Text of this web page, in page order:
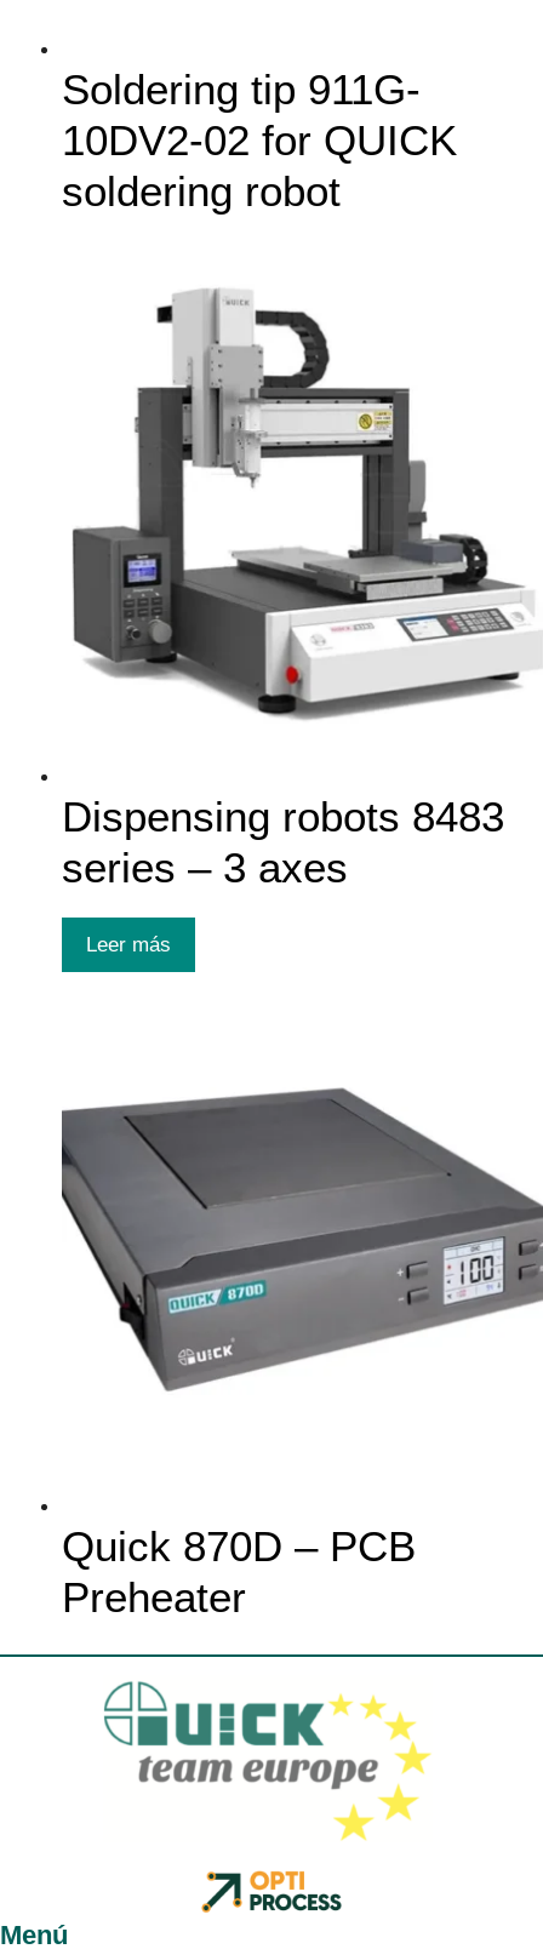
Soldering tip 911G-
10DV2-02 for QUICK
soldering robot
Dispensing robots 8483
series – 3 axes
Leer más
Quick 870D – PCB
Preheater
Menú